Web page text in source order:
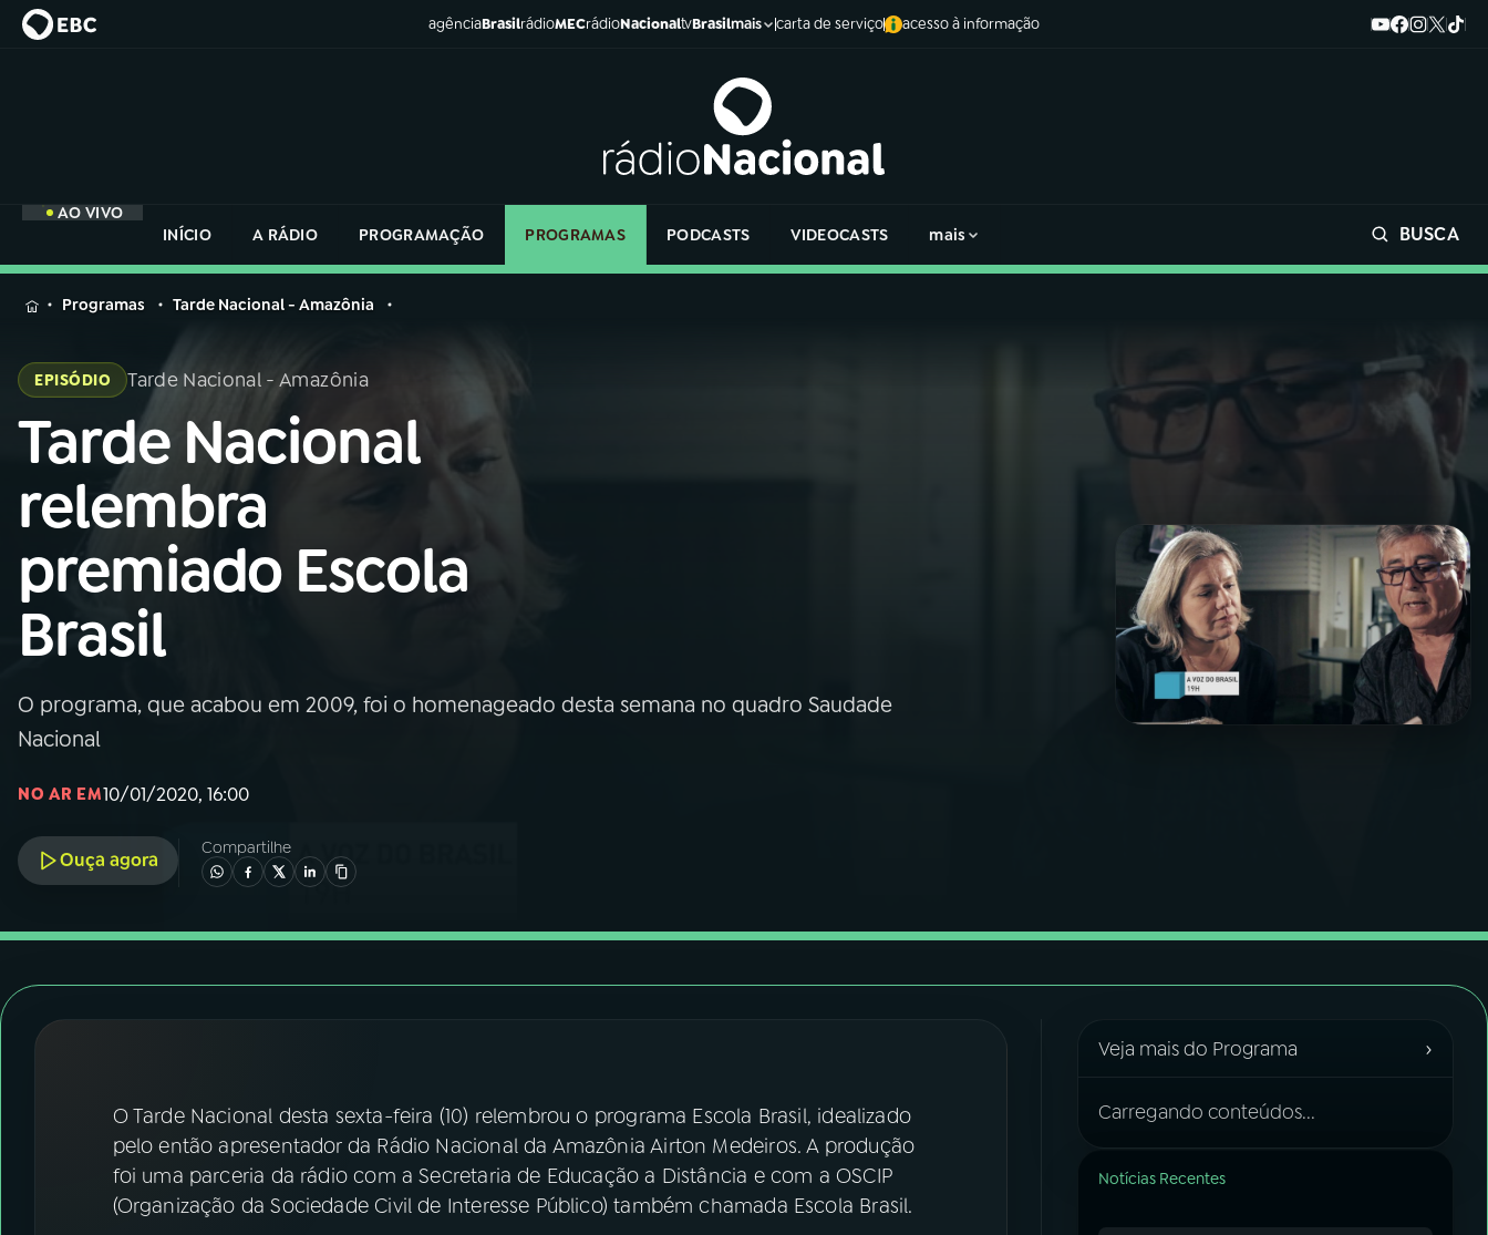
agênciaBrasilrádioMECrádioNacionaltvBrasilmais carta de serviço acesso à informação
AO VIVO
INÍCIO
A RÁDIO PROGRAMAÇÃO PROGRAMAS PODCASTS VIDEOCASTS mais BUSCA
MENU
Buscar
na
Rádio
Nacional
01INÍCIO
02A RÁDIO
03PROGRAMAÇÃO
05 PODCASTS
ACOMPANHE A RÁDIO NACIONAL
YouTube Facebook
na
Rádio
Programas Tarde Nacional - Amazônia
EPISÓDIO Tarde Nacional - Amazônia
Tarde Nacional
relembra
premiado Escola
Brasil
O programa, que acabou em 2009, foi o homenageado desta semana no quadro Saudade
Nacional
NO AR EM10/01/2020, 16:00
Ouça agora
Compartilhe
O Tarde Nacional desta sexta-feira (10) relembrou o programa Escola Brasil, idealizado
pelo então apresentador da Rádio Nacional da Amazônia Airton Medeiros. A produção
foi uma parceria da rádio com a Secretaria de Educação a Distância e com a OSCIP
(Organização da Sociedade Civil de Interesse Público) também chamada Escola Brasil.
Veja mais do Programa ›
Carregando conteúdos...
Notícias Recentes